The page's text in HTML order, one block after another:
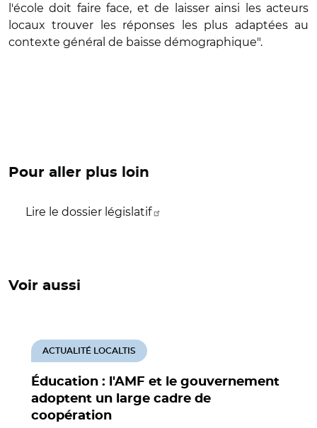
l'école doit faire face, et de laisser ainsi les acteurs
locaux trouver les réponses les plus adaptées au
contexte général de baisse démographique".
Pour aller plus loin
Lire le dossier législatif
Voir aussi
Éducation : l'AMF et le gouvernement
adoptent un large cadre de
coopération
ACTUALITÉ LOCALTIS